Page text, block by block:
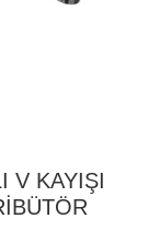
V KAYIŞI